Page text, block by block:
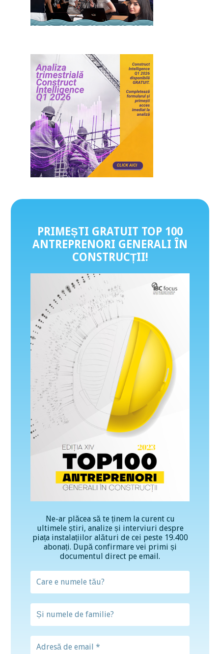
PRIMEȘTI GRATUIT TOP 100
ANTREPRENORI GENERALI ÎN
CONSTRUCȚII!
Ne-ar plăcea să te ținem la curent cu
ultimele știri, analize și interviuri despre
piața instalațiilor alături de cei peste 19.400
abonați. După confirmare vei primi și
documentul direct pe email.